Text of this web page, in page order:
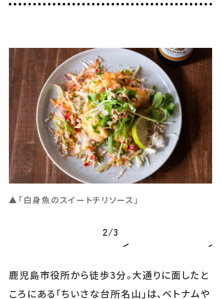
@kagoshima.imorock
▲夜はベトナムビールと
3/3
鹿児島市役所から徒歩3分。大通りに面したと
ころにある「ちいさな台所名山」は、ベトナムや